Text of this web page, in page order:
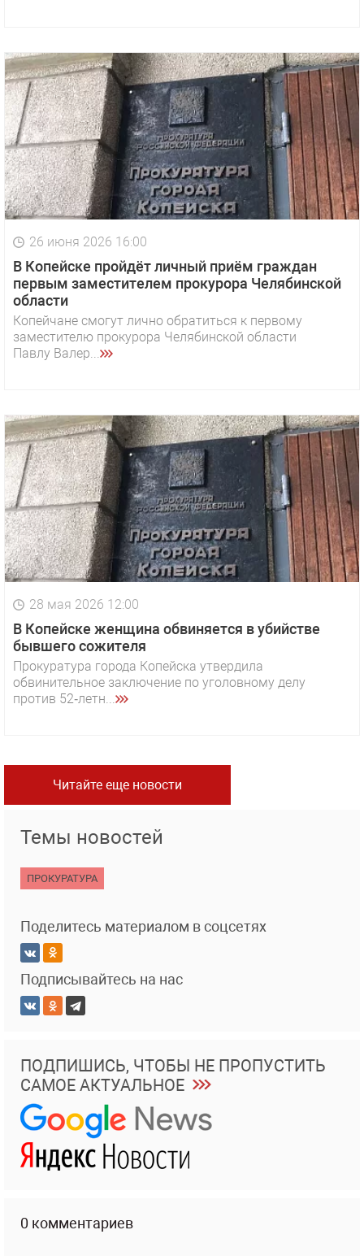
26 июня 2026 16:00
В Копейске пройдёт личный приём граждан
первым заместителем прокурора Челябинской
области
Копейчане смогут лично обратиться к первому
заместителю прокурора Челябинской области
Павлу Валер...
28 мая 2026 12:00
В Копейске женщина обвиняется в убийстве
бывшего сожителя
Прокуратура города Копейска утвердила
обвинительное заключение по уголовному делу
против 52‑летн...
Читайте еще новости
Темы новостей
ПРОКУРАТУРА
Поделитесь материалом в соцсетях
Подписывайтесь на нас
ПОДПИШИСЬ, ЧТОБЫ НЕ ПРОПУСТИТЬ
САМОЕ АКТУАЛЬНОЕ
0 комментариев